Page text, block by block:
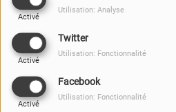
Activé
Utilisation: Analyse
Twitter
Activé
Utilisation: Fonctionnalité
Facebook
Activé
Utilisation: Fonctionnalité